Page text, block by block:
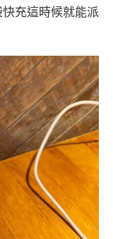
充這時候就能派